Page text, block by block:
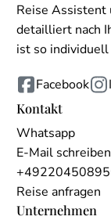
Reise Assistent
detailliert nach
ist so
Facebook
Kontakt
Whatsapp
E-Mail schreiben
Reise anfragen
Unternehmen